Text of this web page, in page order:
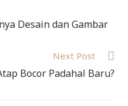
Desain dan Gambar
Next Post
Bocor Padahal Baru?